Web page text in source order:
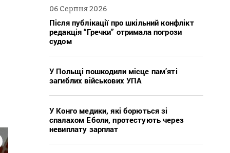
06 Серпня 2026
Після публікації про шкільний конфлікт
редакція “Гречки” отримала погрози
судом
У Польщі пошкодили місце пам’яті
загиблих військових УПА
У Конго медики, які борються зі
спалахом Еболи, протестують через
невиплату зарплат